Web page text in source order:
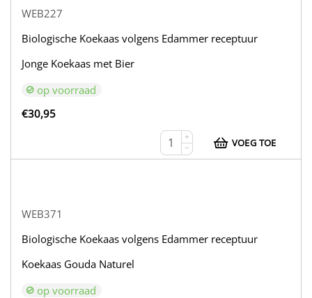
WEB227
Biologische Koekaas volgens Edammer receptuur
Jonge Koekaas met Bier
op voorraad
€30,95
+
−
VOEG TOE
WEB371
Biologische Koekaas volgens Edammer receptuur
Koekaas Gouda Naturel
op voorraad